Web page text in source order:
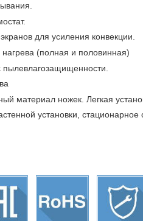
для усиления конвекции.
(полная и половинная)
пылевлагозащищенности.
материал ножек. Легкая
установки, стационарное